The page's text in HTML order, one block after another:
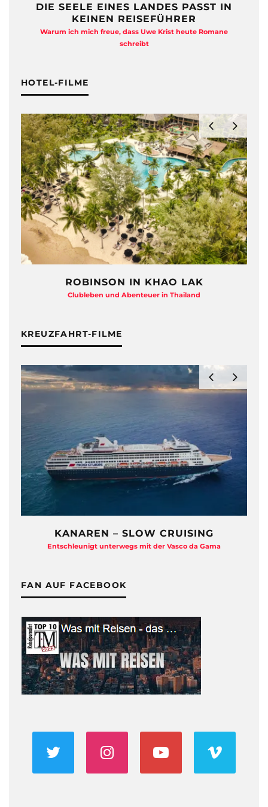
DIE SEELE EINES LANDES PASST IN
KEINEN REISEFÜHRER
Warum ich mich freue, dass Uwe Krist heute Romane
schreibt
HOTEL-FILME
ROBINSON IN KHAO LAK
Clubleben und Abenteuer in Thailand
KREUZFAHRT-FILME
KANAREN – SLOW CRUISING
Entschleunigt unterwegs mit der Vasco da Gama
FAN AUF FACEBOOK